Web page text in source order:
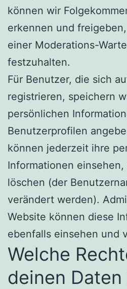
können wir
erkennen und
einer Moderations-
festzuhalten.
Für Benutzer, die sich
registrieren, speichern
persönlichen
Benutzerprofilen
können jederzeit ihre
Informationen
löschen (der
verändert werden).
Website können diese
ebenfalls einsehen und
Welche
deinen Daten